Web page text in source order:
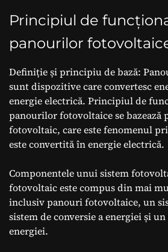
Principiul de
panourilor
Definiție și principiu de bază:
sunt dispozitive care convertesc
energie electrică. Principiul de
panourilor fotovoltaice se bazează
fotovoltaic, care este fenomenul
este convertită în energie electrică.
Componentele unui sistem
fotovoltaic este compus din mai
inclusiv panouri fotovoltaice, un
sistem de conversie a energiei și
energiei.